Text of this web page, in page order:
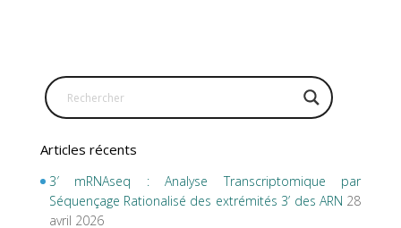
Articles récents
3′ mRNAseq : Analyse Transcriptomique par
Séquençage Rationalisé des extrémités 3’ des ARN 28
avril 2026